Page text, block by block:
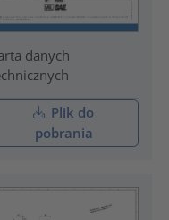
danych
Plik do
pobrania